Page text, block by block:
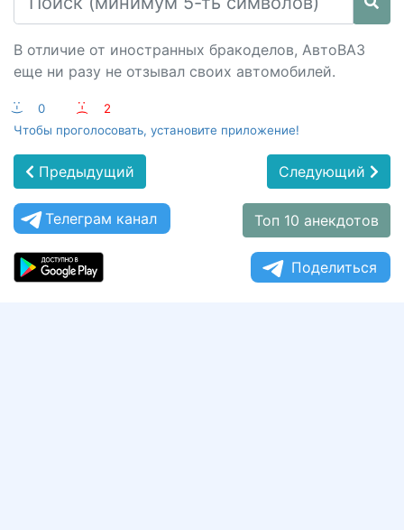
В отличие от иностранных бракоделов, АвтоВАЗ
еще ни разу не отзывал своих автомобилей.
:-) 0 :-(
2
Чтобы проголосовать, установите приложение!
Предыдущий Следующий
Телеграм канал Топ 10 анекдотов
Поделиться